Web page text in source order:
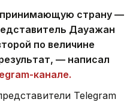
страну —
Дауажан
по величине
— написал
канале.
Telegram